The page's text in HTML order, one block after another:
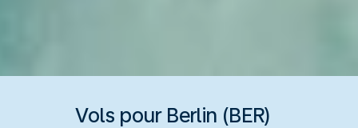
Vols pour Berlin (BER)